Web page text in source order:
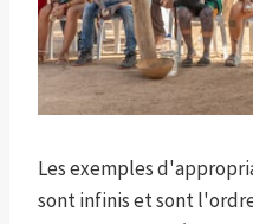
Les exemples
sont infinis et sont